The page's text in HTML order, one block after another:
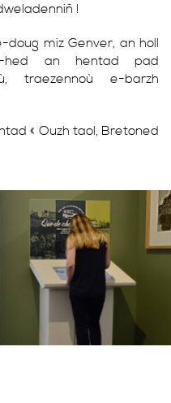
!
miz Genver, an holl
hed an hentad pad
traezennoù e-barzh
« Ouzh taol, Bretoned